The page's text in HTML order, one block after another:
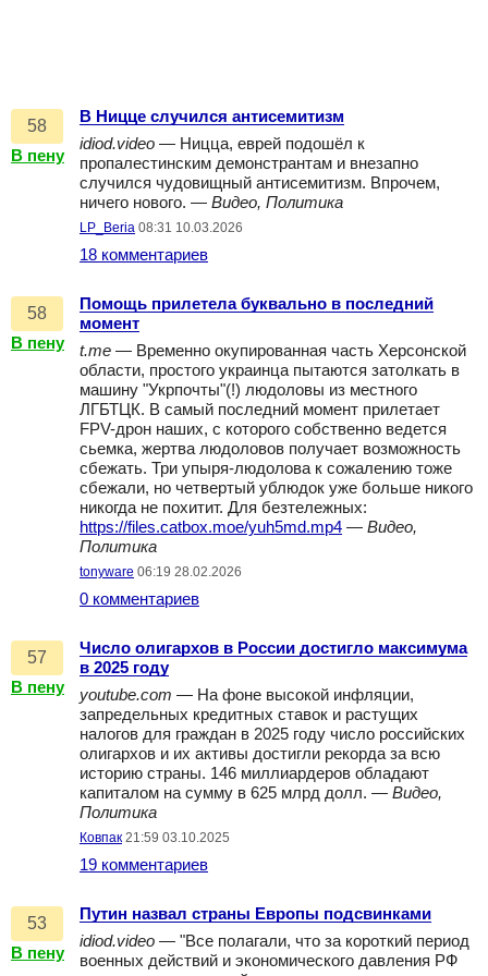
58
В пену
В Ницце случился антисемитизм
idiod.video — Ницца, еврей подошёл к
пропалестинским демонстрантам и внезапно
случился чудовищный антисемитизм. Впрочем,
ничего нового. — Видео, Политика
LP_Beria 08:31 10.03.2026
18 комментариев
58
В пену
Помощь прилетела буквально в последний
момент
t.me — Временно окупированная часть Херсонской
области, простого украинца пытаются затолкать в
машину "Укрпочты"(!) людоловы из местного
ЛГБТЦК. В самый последний момент прилетает
FPV-дрон наших, с которого собственно ведется
сьемка, жертва людоловов получает возможность
сбежать. Три упыря-людолова к сожалению тоже
сбежали, но четвертый ублюдок уже больше никого
никогда не похитит. Для безтележных:
https://files.catbox.moe/yuh5md.mp4 — Видео,
Политика
tonyware 06:19 28.02.2026
0 комментариев
57
В пену
Число олигархов в России достигло максимума
в 2025 году
youtube.com — На фоне высокой инфляции,
запредельных кредитных ставок и растущих
налогов для граждан в 2025 году число российских
олигархов и их активы достигли рекорда за всю
историю страны. 146 миллиардеров обладают
капиталом на сумму в 625 млрд долл. — Видео,
Политика
Ковпак 21:59 03.10.2025
19 комментариев
53
В пену
Путин назвал страны Европы подсвинками
idiod.video — "Все полагали, что за короткий период
военных действий и экономического давления РФ